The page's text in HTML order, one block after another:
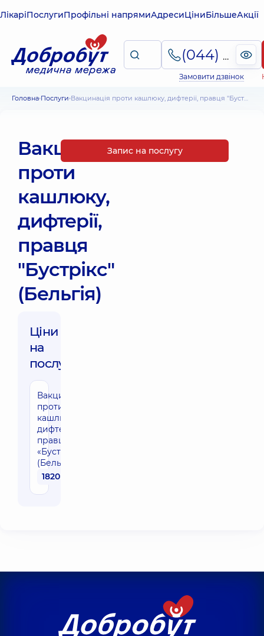
ЛікаріПослугиПрофільні напрямиАдресиЦіниБільшеАкції
(044) 495-2-888
Замовити дзвінок
Головна Послуги Вакцинація проти кашлюку, дифтерії, правця "Бустрікс" (Бельгія)
Вакцинація
проти
кашлюку,
дифтерії,
правця
"Бустрікс"
(Бельгія)
Ціни
на
послуги:
Вакцинація
проти
кашлюку,
дифтерії,
правця
«Бустрікс»
(Бельгия)
1820 грн
Запис на послугу